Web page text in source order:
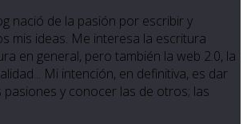
nació de la pasión por escribir y
mis ideas. Me interesa la escritura
en general, pero también la web 2.0, la
Mi intención, en definitiva, es dar
pasiones y conocer las de otros; las